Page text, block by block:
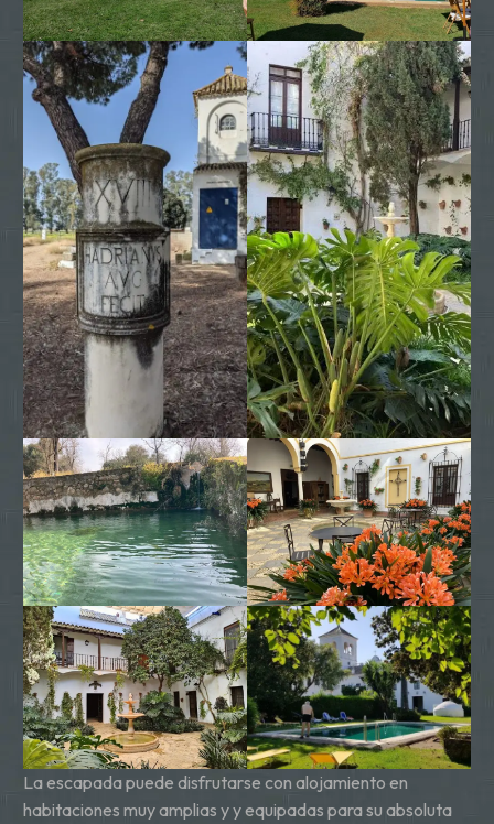
La escapada puede disfrutarse con alojamiento en
habitaciones muy amplias y y equipadas para su absoluta